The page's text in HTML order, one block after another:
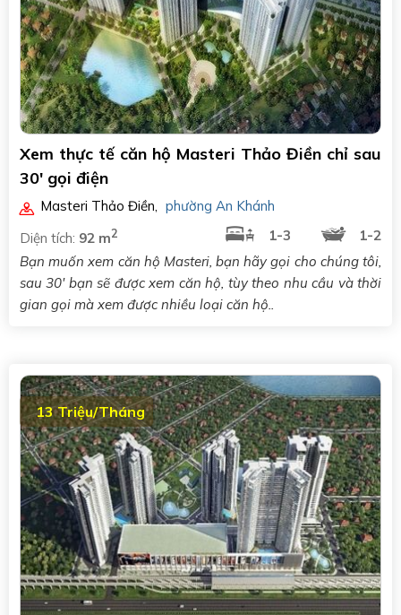
Xem thực tế căn hộ Masteri Thảo Điền chỉ sau
30' gọi điện
Masteri Thảo Điền, phường An Khánh
Diện tích: 92 m2 1-3
1-2
Bạn muốn xem căn hộ Masteri, bạn hãy gọi cho chúng tôi,
sau 30' bạn sẽ được xem căn hộ, tùy theo nhu cầu và thời
gian gọi mà xem được nhiều loại căn hộ..
13 Triệu/Tháng